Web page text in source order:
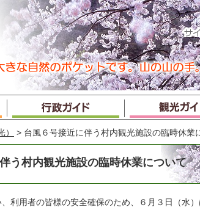
） > 台風６号接近に伴う村内観光施設の臨時休業
う村内観光施設の臨時休業について
利用者の皆様の安全確保のため、６月３日（水